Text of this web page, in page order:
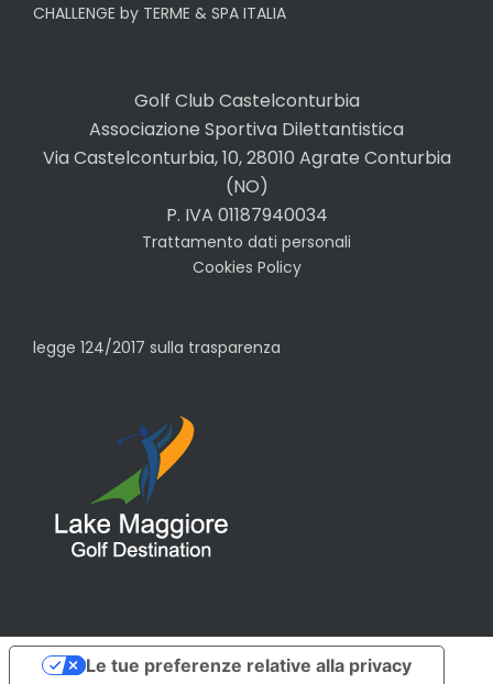
CHALLENGE by TERME & SPA ITALIA
Golf Club Castelconturbia
Associazione Sportiva Dilettantistica
Via Castelconturbia, 10, 28010 Agrate Conturbia
(NO)
P. IVA 01187940034
Trattamento dati personali
Cookies Policy
legge 124/2017 sulla trasparenza
Le tue preferenze relative alla privacy